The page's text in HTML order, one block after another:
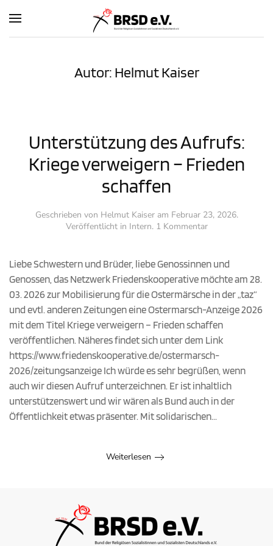
Zum Hauptinhalt springen
Autor: Helmut Kaiser
Unterstützung des Aufrufs:
Kriege verweigern – Frieden
schaffen
Geschrieben von Helmut Kaiseram Februar 23, 2026.
Veröffentlicht in Intern. 1 Kommentarzu
Aufrufs:
verweigern
–
Frieden
schaffen
Liebe Schwestern und Brüder, liebe Genossinnen und
Genossen, das Netzwerk Friedenskooperative möchte am 28.
03. 2026 zur Mobilisierung für die Ostermärsche in der „taz“
und evtl. anderen Zeitungen eine Ostermarsch-Anzeige 2026
mit dem Titel Kriege verweigern – Frieden schaffen
veröffentlichen. Näheres findet sich unter dem Link
https://www.friedenskooperative.de/ostermarsch-
2026/zeitungsanzeige Ich würde es sehr begrüßen, wenn
auch wir diesen Aufruf unterzeichnen. Er ist inhaltlich
unterstützenswert und wir wären als Bund auch in der
Öffentlichkeit etwas präsenter. Mit solidarischen...
Weiterlesen